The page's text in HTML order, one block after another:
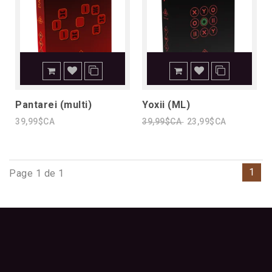
Pantarei (multi)
39,99$CA
Yoxii (ML)
39,99$CA 23,99$CA
Page 1 de 1 1